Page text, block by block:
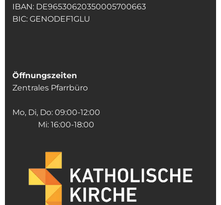
IBAN: DE96530620350005700663
BIC: GENODEF1GLU
Öffnungszeiten
Zentrales Pfarrbüro
Mo, Di, Do: 09:00-12:00
Mi: 16:00-18:00